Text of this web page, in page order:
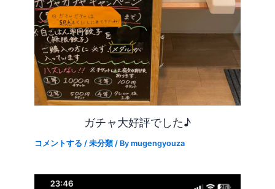
ガチャ大好評でした♪
コメントする /未分類/ Bymugengyouza